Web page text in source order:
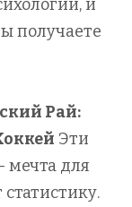
и
получаете
Рай:
Эти
мечта для